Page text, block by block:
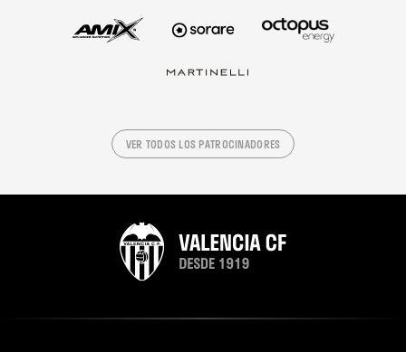
VER TODOS LOS PATROCINADORES